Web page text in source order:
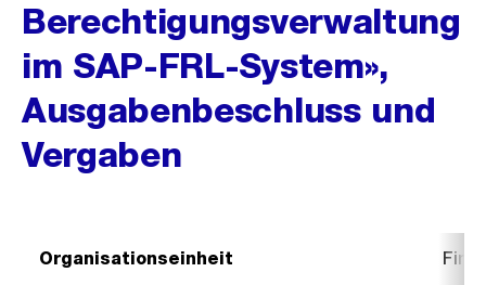
Berechtigungsverwaltung
im SAP-FRL-System»,
Ausgabenbeschluss und
Vergaben
Organisationseinheit